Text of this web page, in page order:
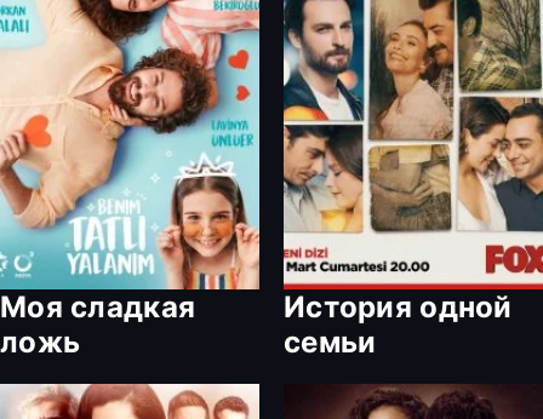
Моя сладкая
ложь
История одной
семьи